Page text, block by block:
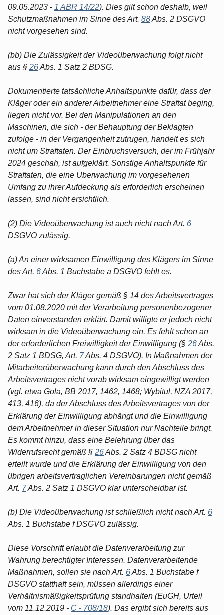
09.05.2023 - 1 ABR 14/22). Dies gilt schon deshalb, weil
Schutzmaßnahmen im Sinne des Art. 88Abs. 2 DSGVO
nicht vorgesehen sind.
(bb) Die Zulässigkeit der Videoüberwachung folgt nicht
aus § 26Abs. 1 Satz 2 BDSG.
Dokumentierte tatsächliche Anhaltspunkte dafür, dass der
Kläger oder ein anderer Arbeitnehmer eine Straftat beging,
liegen nicht vor. Bei den Manipulationen an den
Maschinen, die sich - der Behauptung der Beklagten
zufolge - in der Vergangenheit zutrugen, handelt es sich
nicht um Straftaten. Der Einbruchsversuch, der im Frühjahr
2024 geschah, ist aufgeklärt. Sonstige Anhaltspunkte für
Straftaten, die eine Überwachung im vorgesehenen
Umfang zu ihrer Aufdeckung als erforderlich erscheinen
lassen, sind nicht ersichtlich.
(2) Die Videoüberwachung ist auch nicht nach Art. 6
DSGVO zulässig.
(a) An einer wirksamen Einwilligung des Klägers im Sinne
des Art. 6Abs. 1 Buchstabe a DSGVO fehlt es.
Zwar hat sich der Kläger gemäß § 14 des Arbeitsvertrages
vom 01.08.2020 mit der Verarbeitung personenbezogener
Daten einverstanden erklärt. Damit willigte er jedoch nicht
wirksam in die Videoüberwachung ein. Es fehlt schon an
der erforderlichen Freiwilligkeit der Einwilligung (§ 26Abs.
2 Satz 1 BDSG, Art. 7Abs. 4 DSGVO). In Maßnahmen der
Mitarbeiterüberwachung kann durch den Abschluss des
Arbeitsvertrages nicht vorab wirksam eingewilligt werden
(vgl. etwa Gola, BB 2017, 1462, 1468; Wybitul, NZA 2017,
413, 416), da der Abschluss des Arbeitsvertrages von der
Erklärung der Einwilligung abhängt und die Einwilligung
dem Arbeitnehmer in dieser Situation nur Nachteile bringt.
Es kommt hinzu, dass eine Belehrung über das
Widerrufsrecht gemäß § 26Abs. 2 Satz 4 BDSG nicht
erteilt wurde und die Erklärung der Einwilligung von den
übrigen arbeitsvertraglichen Vereinbarungen nicht gemäß
Art. 7Abs. 2 Satz 1 DSGVO klar unterscheidbar ist.
(b) Die Videoüberwachung ist schließlich nicht nach Art. 6
Abs. 1 Buchstabe f DSGVO zulässig.
Diese Vorschrift erlaubt die Datenverarbeitung zur
Wahrung berechtigter Interessen. Datenverarbeitende
Maßnahmen, sollen sie nach Art. 6Abs. 1 Buchstabe f
DSGVO statthaft sein, müssen allerdings einer
Verhältnismäßigkeitsprüfung standhalten (EuGH, Urteil
vom 11.12.2019 - C - 708/18). Das ergibt sich bereits aus